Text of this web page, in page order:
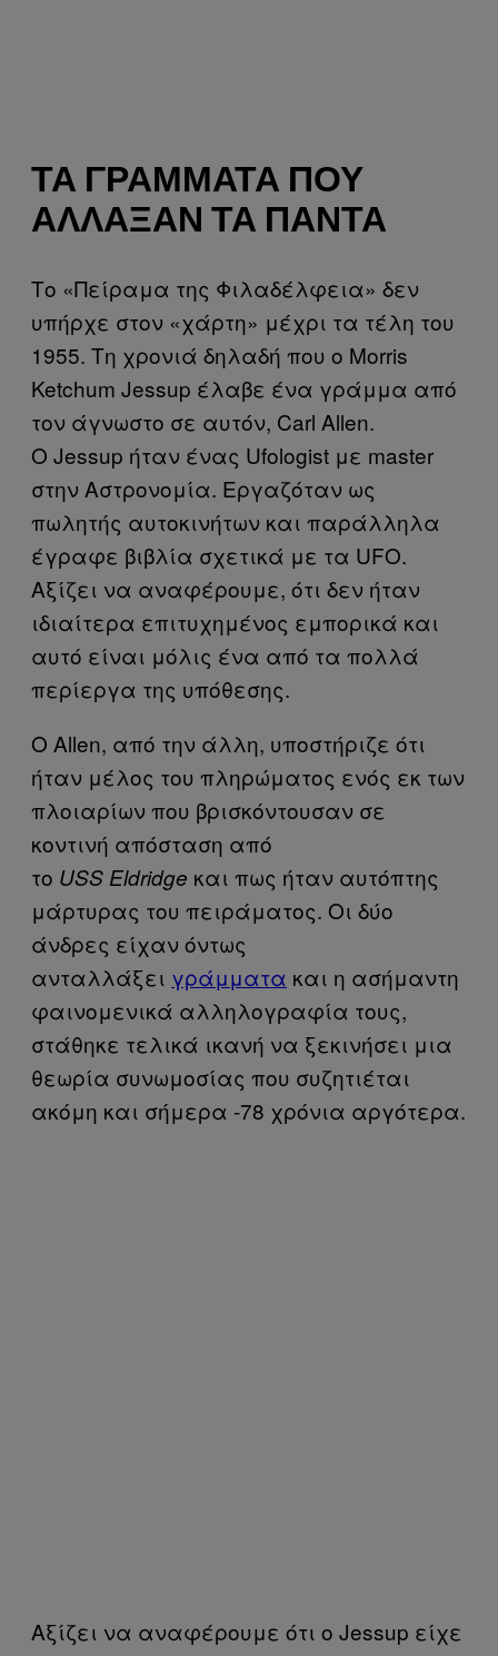
ΤΑ ΓΡΆΜΜΑΤΑ ΠΟΥ
ΆΛΛΑΞΑΝ ΤΑ ΠΆΝΤΑ
Το «Πείραμα της Φιλαδέλφεια» δεν
υπήρχε στον «χάρτη» μέχρι τα τέλη του
1955. Τη χρονιά δηλαδή που ο Morris
Ketchum Jessup έλαβε ένα γράμμα από
τον άγνωστο σε αυτόν, Carl Allen.
Ο Jessup ήταν ένας Ufologist με master
στην Αστρονομία. Εργαζόταν ως
πωλητής αυτοκινήτων και παράλληλα
έγραφε βιβλία σχετικά με τα UFO.
Αξίζει να αναφέρουμε, ότι δεν ήταν
ιδιαίτερα επιτυχημένος εμπορικά και
αυτό είναι μόλις ένα από τα πολλά
περίεργα της υπόθεσης.
Ο Allen, από την άλλη, υποστήριζε ότι
ήταν μέλος του πληρώματος ενός εκ των
πλοιαρίων που βρισκόντουσαν σε
κοντινή απόσταση από
το USS Eldridge και πως ήταν αυτόπτης
μάρτυρας του πειράματος. Οι δύο
άνδρες είχαν όντως
ανταλλάξει γράμματα και η ασήμαντη
φαινομενικά αλληλογραφία τους,
στάθηκε τελικά ικανή να ξεκινήσει μια
θεωρία συνωμοσίας που συζητιέται
ακόμη και σήμερα -78 χρόνια αργότερα.
Αξίζει να αναφέρουμε ότι ο Jessup είχε